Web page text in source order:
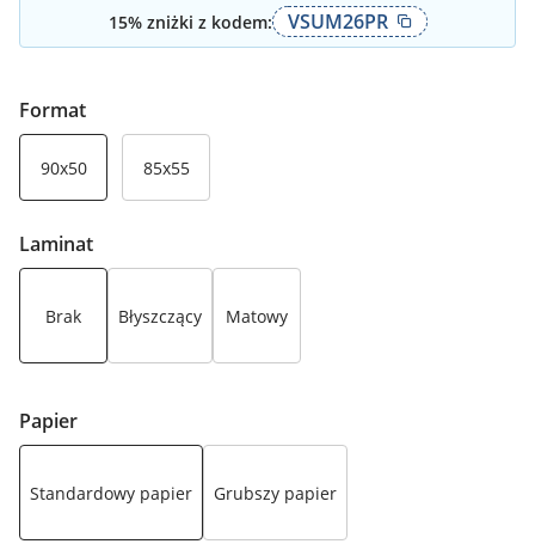
15% zniżki z kodem: VSUM26PR
Format
90x50 85x55
Laminat
Brak Błyszczący Matowy
Papier
Standardowy papier Grubszy papier